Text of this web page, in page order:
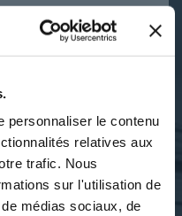
personnaliser le contenu
relatives aux
trafic. Nous
sur l'utilisation de
médias sociaux, de
ANASTASIA